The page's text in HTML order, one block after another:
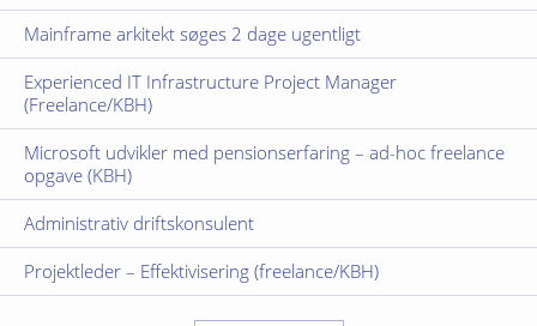
Mainframe arkitekt søges 2 dage ugentligt
Experienced IT Infrastructure Project Manager
(Freelance/KBH)
Microsoft udvikler med pensionserfaring – ad-hoc freelance
opgave (KBH)
Administrativ driftskonsulent
Projektleder – Effektivisering (freelance/KBH)